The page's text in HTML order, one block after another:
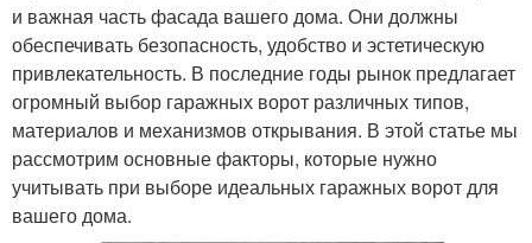
и важная часть фасада вашего дома. Они должны
обеспечивать безопасность, удобство и эстетическую
привлекательность. В последние годы рынок предлагает
огромный выбор гаражных ворот различных типов,
материалов и механизмов открывания. В этой статье мы
рассмотрим основные факторы, которые нужно
учитывать при выборе идеальных гаражных ворот для
вашего дома.